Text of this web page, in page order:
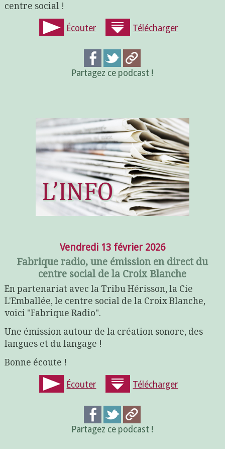
centre social !
Écouter Télécharger
Partagez ce podcast !
Vendredi 13 février 2026
Fabrique radio, une émission en direct du
centre social de la Croix Blanche
En partenariat avec la Tribu Hérisson, la Cie
L'Emballée, le centre social de la Croix Blanche,
voici "Fabrique Radio".
Une émission autour de la création sonore, des
langues et du langage !
Bonne écoute !
Écouter Télécharger
Partagez ce podcast !